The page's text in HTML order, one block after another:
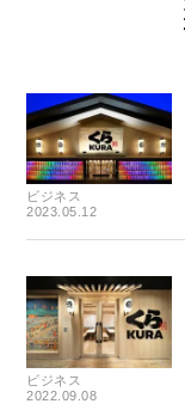
ビジネス
2023.05.12
ビジネス
2022.09.08